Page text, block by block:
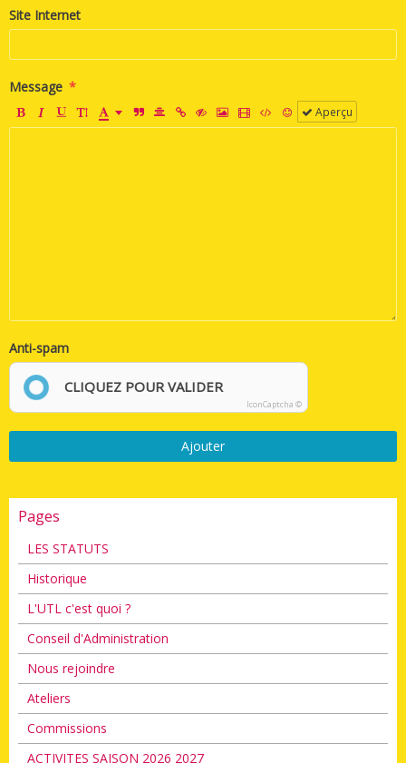
Site Internet
Message
Aperçu
Anti-spam
CLIQUEZ POUR VALIDER
IconCaptcha ©
Ajouter
Pages
LES STATUTS
Historique
L'UTL c'est quoi ?
Conseil d'Administration
Nous rejoindre
Ateliers
Commissions
ACTIVITES SAISON 2026 2027